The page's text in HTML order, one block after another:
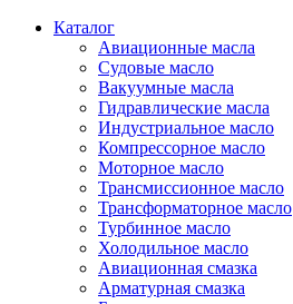
Каталог
Авиационные масла
Судовые масло
Вакуумные масла
Гидравлические масла
Индустриальное масло
Компрессорное масло
Моторное масло
Трансмиссионное масло
Трансформаторное масло
Турбинное масло
Холодильное масло
Авиационная смазка
Арматурная смазка